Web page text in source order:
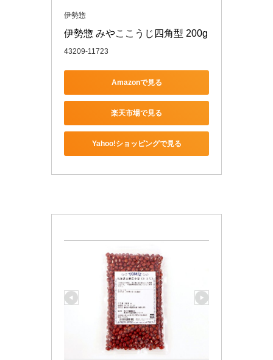
伊勢惣
伊勢惣 みやここうじ四角型 200g
43209-11723
Amazonで見る
楽天市場で見る
Yahoo!ショッピングで見る